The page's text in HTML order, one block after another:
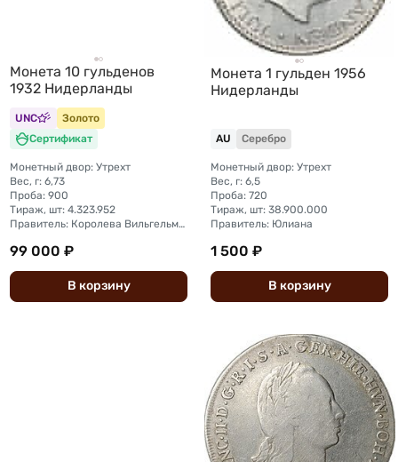
Монета 10 гульденов
1932 Нидерланды
UNC
Золото
Сертификат
Монетный двор: Утрехт
Вес, г: 6,73
Проба: 900
Тираж, шт: 4.323.952
Правитель: Королева Вильгельмина (1890 - 1948)
99 000 ₽
В корзину
Монета 1 гульден 1956
Нидерланды
AU Серебро
Монетный двор: Утрехт
Вес, г: 6,5
Проба: 720
Тираж, шт: 38.900.000
Правитель: Юлиана
1 500 ₽
В корзину